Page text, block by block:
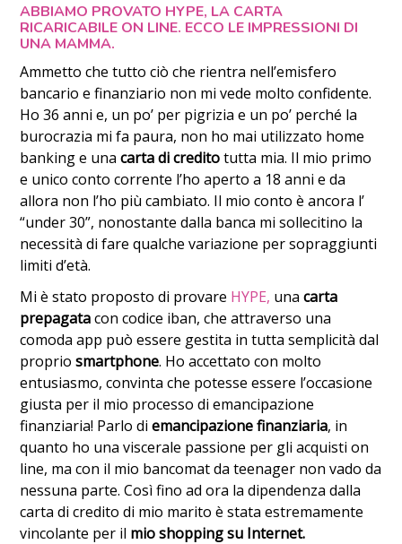
ABBIAMO PROVATO HYPE, LA CARTA
RICARICABILE ON LINE. ECCO LE IMPRESSIONI DI
UNA MAMMA.
Ammetto che tutto ciò che rientra nell’emisfero
bancario e finanziario non mi vede molto confidente.
Ho 36 anni e, un po’ per pigrizia e un po’ perché la
burocrazia mi fa paura, non ho mai utilizzato home
banking e unacarta di creditotutta mia. Il mio primo
e unico conto corrente l’ho aperto a 18 anni e da
allora non l’ho più cambiato. Il mio conto è ancora l’
“under 30”, nonostante dalla banca mi sollecitino la
necessità di fare qualche variazione per sopraggiunti
limiti d’età.
Mi è stato proposto di provare HYPE, unacarta
prepagatacon codice iban, che attraverso una
comoda app può essere gestita in tutta semplicità dal
propriosmartphone. Ho accettato con molto
entusiasmo, convinta che potesse essere l’occasione
giusta per il mio processo di emancipazione
finanziaria! Parlo diemancipazione finanziaria, in
quanto ho una viscerale passione per gli acquisti on
line, ma con il mio bancomat da teenager non vado da
nessuna parte. Così fino ad ora la dipendenza dalla
carta di credito di mio marito è stata estremamente
vincolante per il mio shopping su Internet.